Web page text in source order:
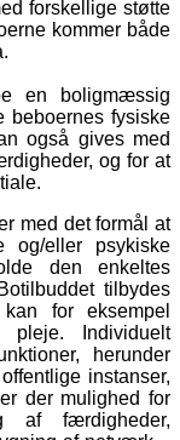
forskellige støtte
kommer både
en boligmæssig
beboernes fysiske
også gives med
og for at
med det formål at
og/eller psykiske
den enkeltes
tilbydes
for eksempel
Individuelt
herunder
instanser,
der mulighed for
af færdigheder,